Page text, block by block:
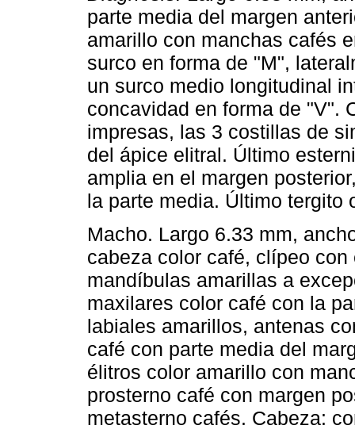
parte media del margen
amarillo con manchas cafés
surco en forma de "M",
un surco medio longitudinal
concavidad en forma de "V".
impresas, las 3 costillas de
del ápice elitral. Último
amplia en el margen
la parte media. Último tergito
Macho. Largo 6.33 mm,
cabeza color café, clípeo
mandíbulas amarillas a
maxilares color café con la
labiales amarillos, antenas
café con parte media del
élitros color amarillo con
prosterno café con margen
metasterno cafés. Cabeza: